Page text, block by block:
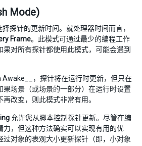
Mode)
择探针的更新时间。就处理器时间而言，
Frame。此模式可通过最少的编程工作
对所有探针都使用此模式，可能会遇到
Awake__，探针将在运行时更新，但只在
果场景（或场景的一部分）在运行时设置
改变，则此模式非常有用。
允许您从脚本控制探针更新。尽管在编
力，但这种方法确实可以实现有用的优
过对象的表观大小更新探针（即，小对象